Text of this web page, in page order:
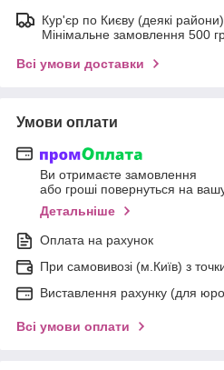
Кур'єр по Києву (деякі
Мінімальне замовлення 500
Всі умови доставки
Умови оплати
Ви отримаєте замовлення
або гроші повернуться на
Детальніше
Оплата на рахунок
При самовивозі (м.Київ) з
Виставлення рахунку (для
Всі умови оплати